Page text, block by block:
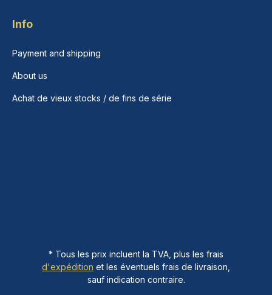
Info
Payment and shipping
About us
Achat de vieux stocks / de fins de série
* Tous les prix incluent la TVA, plus les frais
d'expédition et les éventuels frais de livraison,
sauf indication contraire.